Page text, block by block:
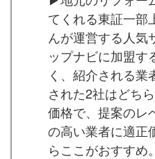
てくれる東証一部
んが運営する人気
ップナビに加盟す
く、紹介される業
された2社はどち
価格で、提案のレ
の高い業者に適正
らここがおすすめ。